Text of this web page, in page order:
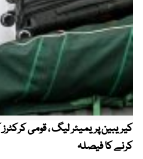
کرنے کا فیصلہ